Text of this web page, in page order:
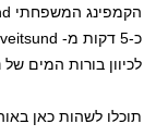
לכיוון בורות המים של
תוכלו לשהות כאן